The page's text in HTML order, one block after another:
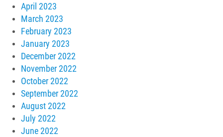
April 2023
March 2023
February 2023
January 2023
December 2022
November 2022
October 2022
September 2022
August 2022
July 2022
June 2022